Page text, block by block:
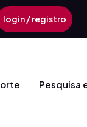
login / registro
Pesquisa